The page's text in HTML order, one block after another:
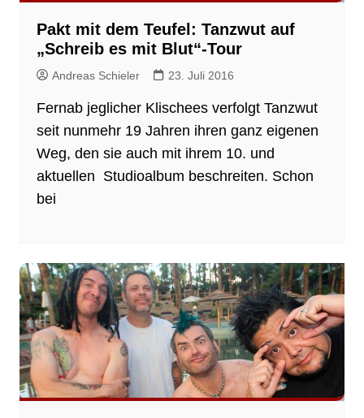
Pakt mit dem Teufel: Tanzwut auf
„Schreib es mit Blut“-Tour
Andreas Schieler 23. Juli 2016
Fernab jeglicher Klischees verfolgt Tanzwut
seit nunmehr 19 Jahren ihren ganz eigenen
Weg, den sie auch mit ihrem 10. und
aktuellen Studioalbum beschreiten. Schon
bei